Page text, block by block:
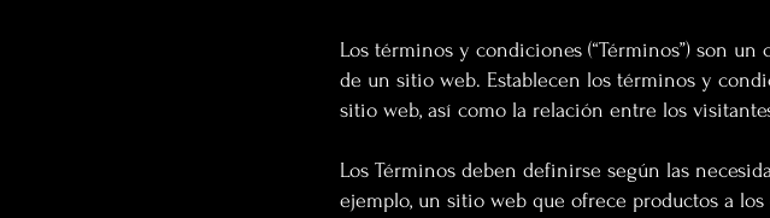
Los términos y condiciones (“Términos”) son
de un sitio web. Establecen los términos y
sitio web, así como la relación entre los
Los Términos deben definirse según las
ejemplo, un sitio web que ofrece productos a